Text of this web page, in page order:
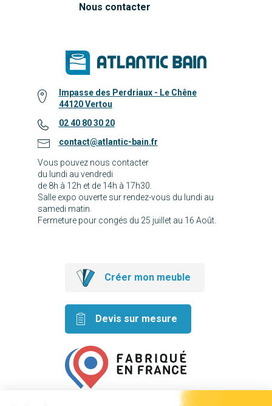
Nous contacter
Impasse des Perdriaux - Le Chêne
44120 Vertou
02 40 80 30 20
contact@atlantic-bain.fr
Vous pouvez nous contacter
du lundi au vendredi
de 8h à 12h et de 14h à 17h30.
Salle expo ouverte sur rendez-vous du lundi au
samedi matin.
Fermeture pour congés du 25 juillet au 16 Août.
Créer mon meuble
Devis sur mesure